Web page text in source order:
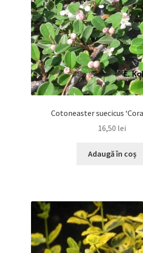
Cotoneaster suecicus
16,50 lei
Adaugă în coș